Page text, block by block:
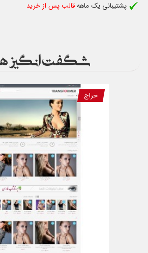
پشتیبانی یک ماههقالب پس از خرید
شگفت انگیز
حراج